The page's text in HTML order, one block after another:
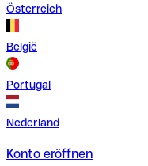
Österreich
België
Portugal
Nederland
Konto eröffnen